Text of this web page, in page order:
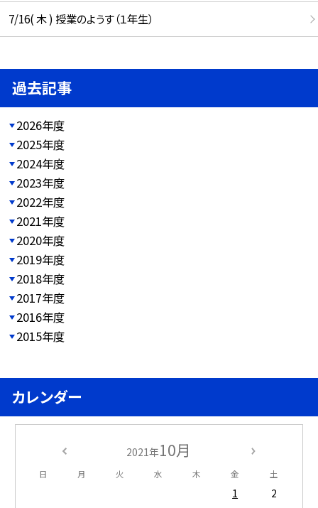
7/16( 木 ) 授業のようす（１年生）
過去記事
2026年度
2025年度
2024年度
2023年度
2022年度
2021年度
2020年度
2019年度
2018年度
2017年度
2016年度
2015年度
カレンダー
2021年10月
日 月 火 水 木 金 土
1
2